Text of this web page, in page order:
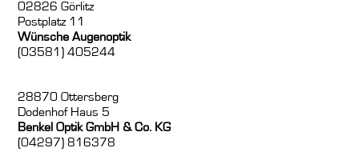
02826 Görlitz
Postplatz 11
Wünsche Augenoptik
(03581) 405244
28870 Ottersberg
Dodenhof Haus 5
Benkel Optik GmbH & Co. KG
(04297) 816378